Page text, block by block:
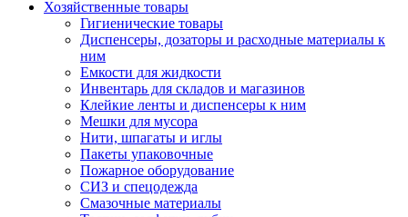
Хозяйственные товары
Гигиенические товары
Диспенсеры, дозаторы и расходные материалы к
ним
Емкости для жидкости
Инвентарь для складов и магазинов
Клейкие ленты и диспенсеры к ним
Мешки для мусора
Нити, шпагаты и иглы
Пакеты упаковочные
Пожарное оборудование
СИЗ и спецодежда
Смазочные материалы